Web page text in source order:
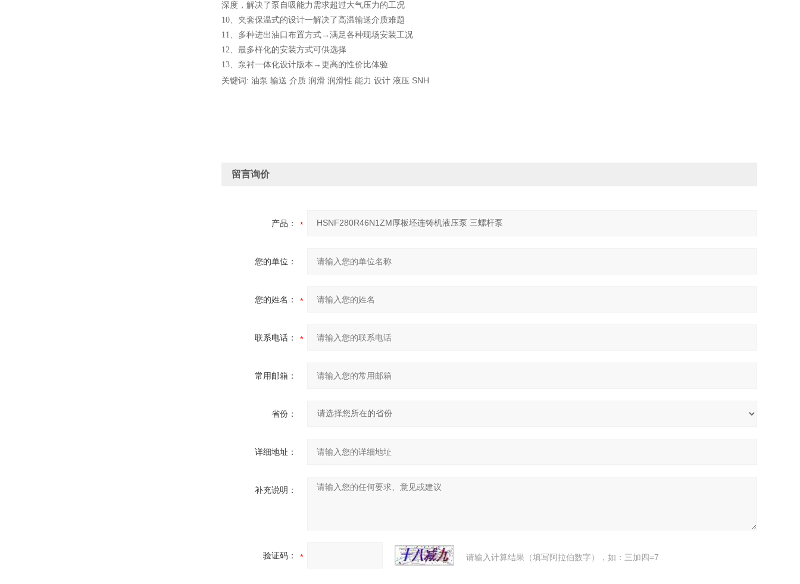
深度，解决了泵自吸能力需求超过大气压力的工况
10、 夹套保温式的设计一解决了高温输送介质难题
11、 多种进出油口布置方式 →满足各种现场安装工况
12、 最多样化的安装方式可供选择
13、 泵衬一体化设计版本 →更高的性价比体验
关键词: 油泵 输送 介质 润滑 润滑性 能力 设计 液压 SNH
留言询价
产品：
您的单位：
您的姓名：
联系电话：
常用邮箱：
省份：
详细地址：
补充说明：
验证码： 请输入计算结果（填写阿拉伯数字），如：三加四=7